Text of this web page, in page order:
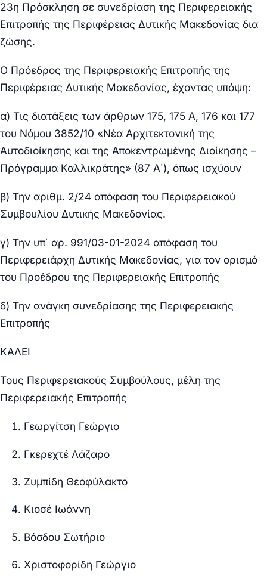
23η Πρόσκληση σε συνεδρίαση της Περιφερειακής
Επιτροπής της Περιφέρειας Δυτικής Μακεδονίας δια
ζώσης.
Ο Πρόεδρος της Περιφερειακής Επιτροπής της
Περιφέρειας Δυτικής Μακεδονίας, έχοντας υπόψη:
α) Τις διατάξεις των άρθρων 175, 175 Α, 176 και 177
του Νόμου 3852/10 «Νέα Αρχιτεκτονική της
Αυτοδιοίκησης και της Αποκεντρωμένης Διοίκησης –
Πρόγραμμα Καλλικράτης» (87 Α΄), όπως ισχύουν
β) Την αριθμ. 2/24 απόφαση του Περιφερειακού
Συμβουλίου Δυτικής Μακεδονίας.
γ) Την υπ΄ αρ. 991/03-01-2024 απόφαση του
Περιφερειάρχη Δυτικής Μακεδονίας, για τον ορισμό
του Προέδρου της Περιφερειακής Επιτροπής
δ) Την ανάγκη συνεδρίασης της Περιφερειακής
Επιτροπής
ΚΑΛΕΙ
Τους Περιφερειακούς Συμβούλους, μέλη της
Περιφερειακής Επιτροπής
Γεωργίτση Γεώργιο
Γκερεχτέ Λάζαρο
Ζυμπίδη Θεοφύλακτο
Κιοσέ Ιωάννη
Βόσδου Σωτήριο
Χριστοφορίδη Γεώργιο